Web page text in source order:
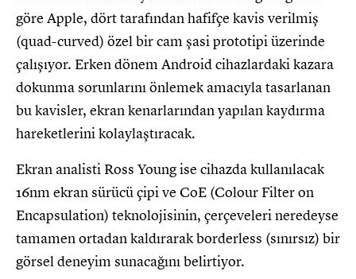
göre Apple, dört tarafından hafifçe kavis verilmiş
(quad-curved) özel bir cam şasi prototipi üzerinde
çalışıyor. Erken dönem Android cihazlardaki kazara
dokunma sorunlarını önlemek amacıyla tasarlanan
bu kavisler, ekran kenarlarından yapılan kaydırma
hareketlerini kolaylaştıracak.
Ekran analisti Ross Young ise cihazda kullanılacak
16nm ekran sürücü çipi ve CoE (Colour Filter on
Encapsulation) teknolojisinin, çerçeveleri neredeyse
tamamen ortadan kaldırarak borderless (sınırsız) bir
görsel deneyim sunacağını belirtiyor.